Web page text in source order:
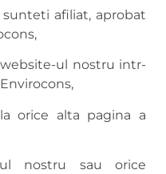
afiliat, aprobat
ul nostru intr-
orice alta pagina a
nostru sau orice